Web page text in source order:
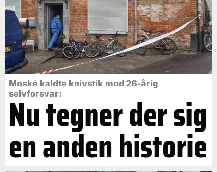
Moské kaldte knivstik mod 26-årig
selvforsvar:
Nu tegner der sig
en anden historie